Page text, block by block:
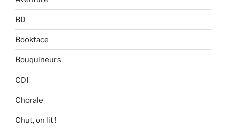
BD
Bookface
Bouquineurs
CDI
Chorale
Chut, on lit !